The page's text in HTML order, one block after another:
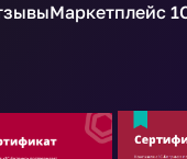
Маркетплейс